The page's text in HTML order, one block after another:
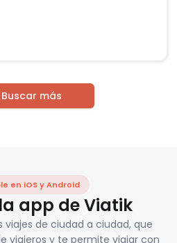
Buscar más
en iOS y Android
app de Viatik
de ciudad a ciudad, que
viajeros y te permite viajar con